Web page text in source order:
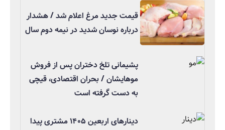
قیمت جدید مرغ اعلام شد / هشدار
درباره نوسان شدید در نیمه دوم سال
پشیمانی تلخ دختران پس از فروش
موهایشان / بحران اقتصادی، قیچی
به دست گرفته است
دینارهای اربعین ۱۴۰۵ مشتری پیدا